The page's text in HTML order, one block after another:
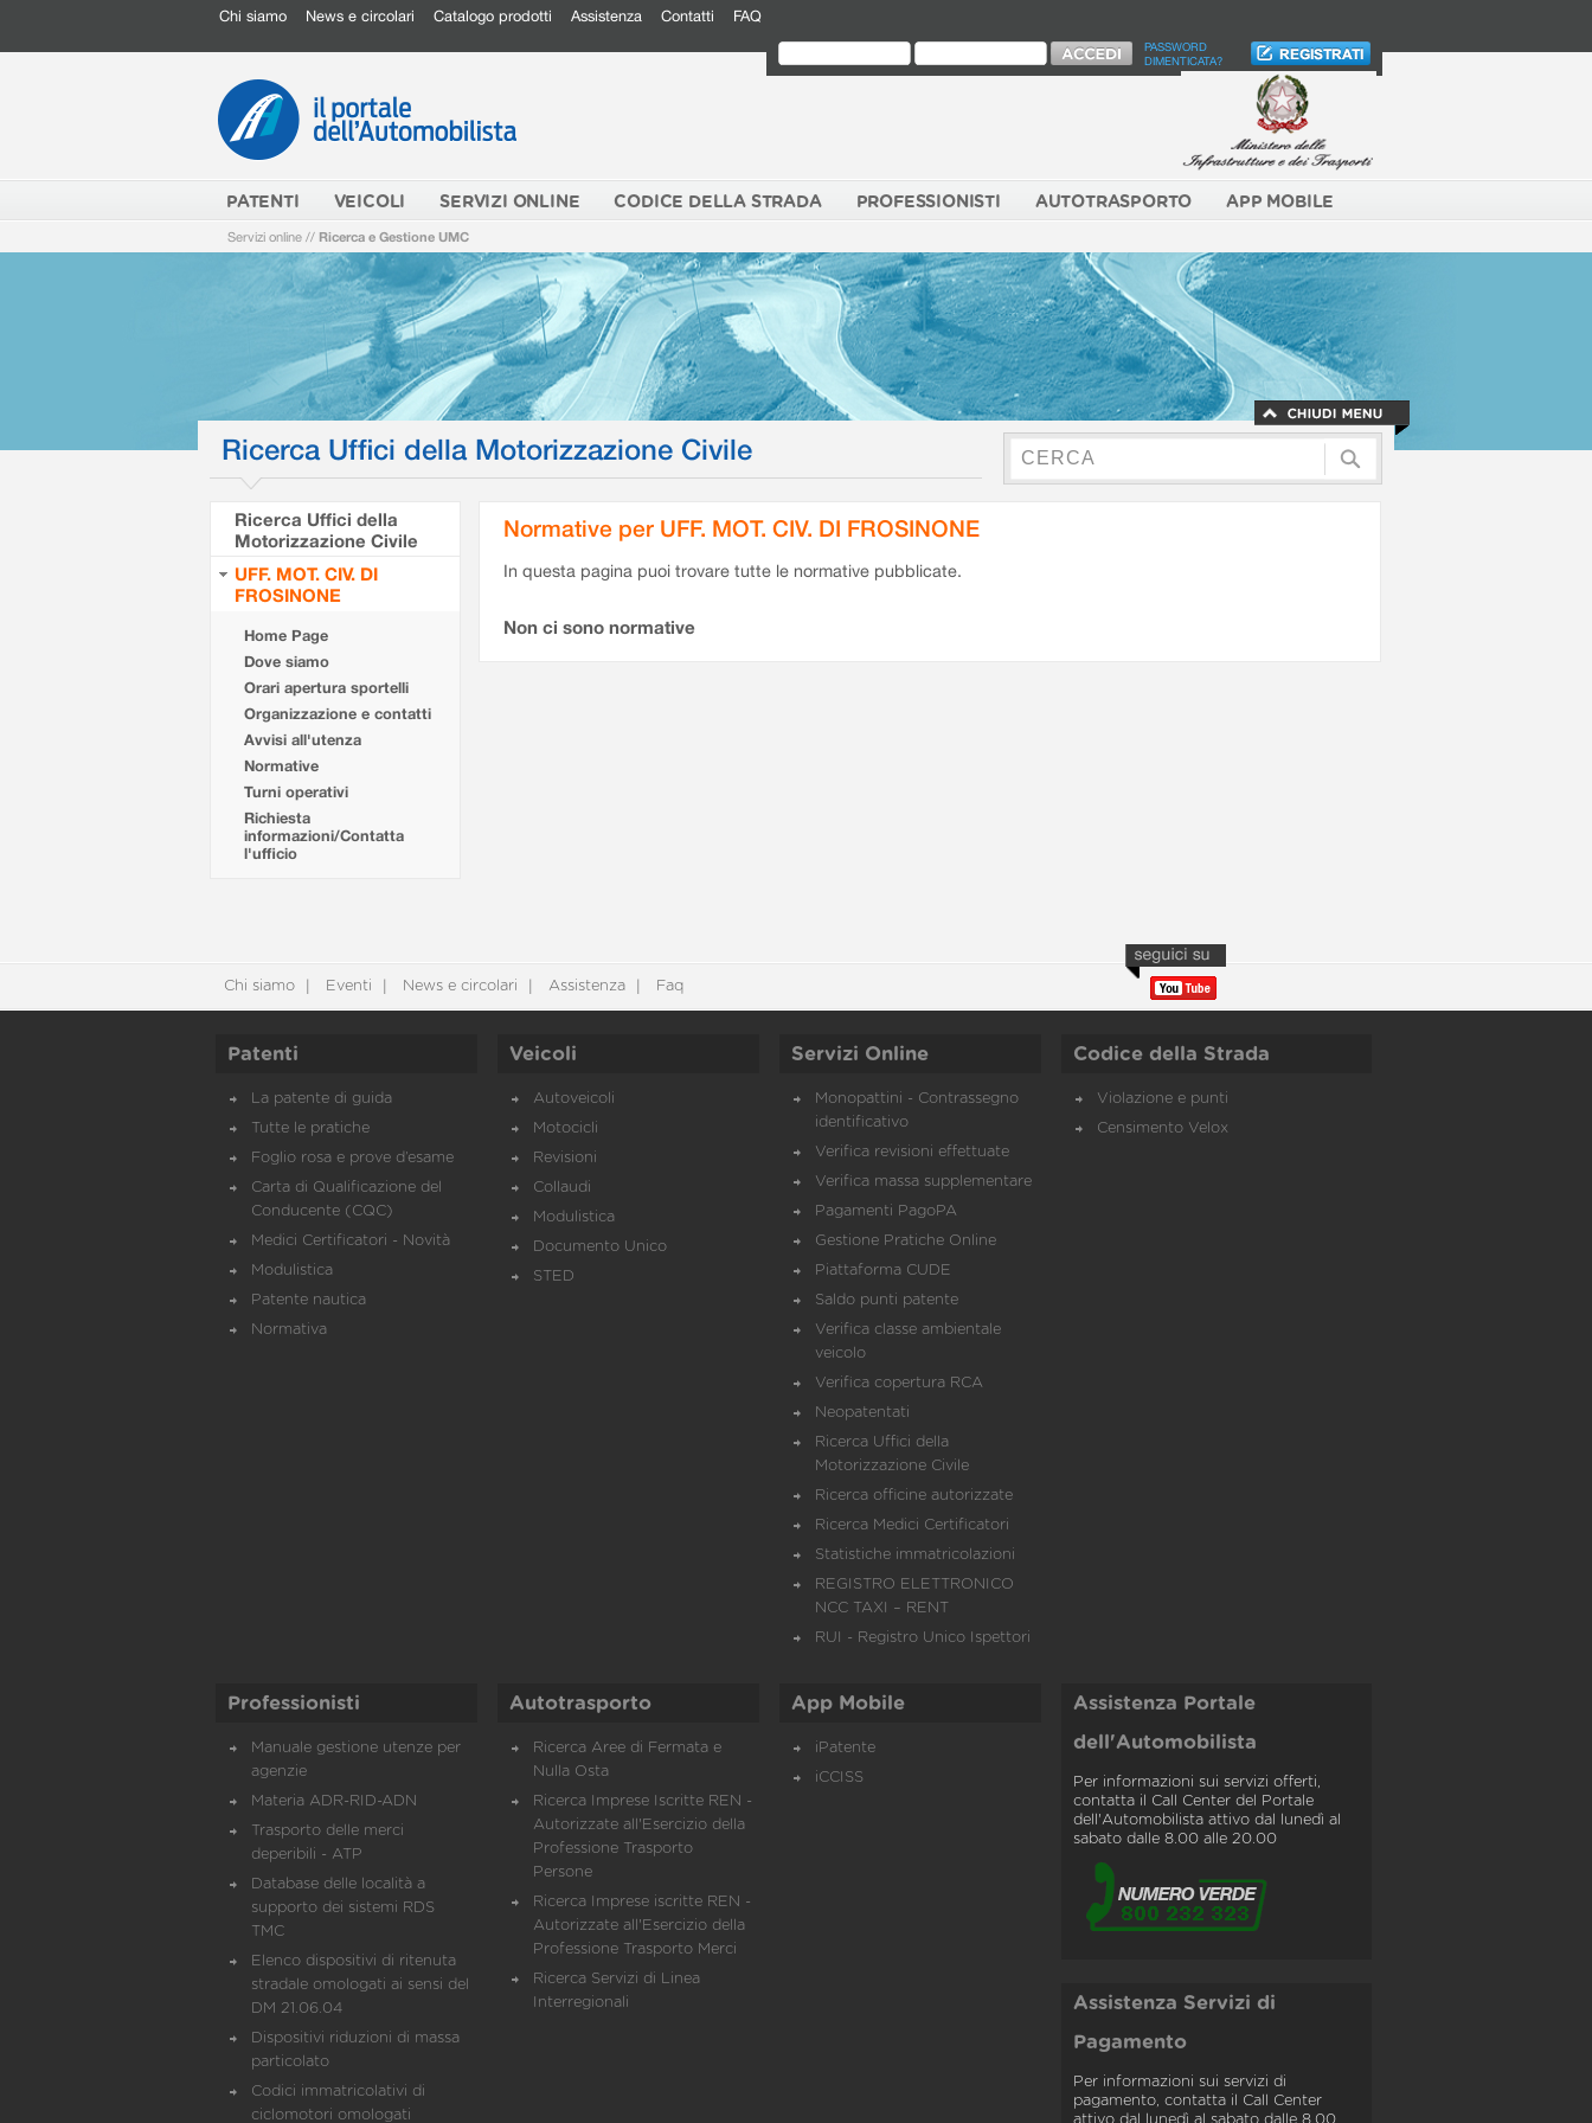
Chi siamo News e circolari Catalogo prodotti Assistenza Contatti FAQ
PASSWORD
DIMENTICATA?
PATENTI VEICOLI SERVIZI ONLINE CODICE DELLA STRADA PROFESSIONISTI AUTOTRASPORTO APP MOBILE
Servizi online // Ricerca e Gestione UMC
Ricerca Uffici della Motorizzazione Civile
Ricerca Uffici della
Motorizzazione Civile
UFF. MOT. CIV. DI
FROSINONE
Home Page
Dove siamo
Orari apertura sportelli
Organizzazione e contatti
Avvisi all'utenza
Normative
Turni operativi
Richiesta
informazioni/Contatta
l'ufficio
Normative per UFF. MOT. CIV. DI FROSINONE
In questa pagina puoi trovare tutte le normative pubblicate.
Non ci sono normative
Chi siamo Eventi News e circolari Assistenza Faq
Patenti
La patente di guida
Tutte le pratiche
Foglio rosa e prove d’esame
Carta di Qualificazione del
Conducente (CQC)
Medici Certificatori - Novità
Modulistica
Patente nautica
Normativa
Veicoli
Autoveicoli
Motocicli
Revisioni
Collaudi
Modulistica
Documento Unico
STED
Servizi Online
Monopattini - Contrassegno
identificativo
Verifica revisioni effettuate
Verifica massa supplementare
Pagamenti PagoPA
Gestione Pratiche Online
Piattaforma CUDE
Saldo punti patente
Verifica classe ambientale
veicolo
Verifica copertura RCA
Neopatentati
Ricerca Uffici della
Motorizzazione Civile
Ricerca officine autorizzate
Ricerca Medici Certificatori
Statistiche immatricolazioni
REGISTRO ELETTRONICO
NCC TAXI – RENT
RUI - Registro Unico Ispettori
Codice della Strada
Violazione e punti
Censimento Velox
Professionisti
Manuale gestione utenze per
agenzie
Materia ADR-RID-ADN
Trasporto delle merci
deperibili - ATP
Database delle località a
supporto dei sistemi RDS
TMC
Elenco dispositivi di ritenuta
stradale omologati ai sensi del
DM 21.06.04
Dispositivi riduzioni di massa
particolato
Codici immatricolativi di
ciclomotori omologati
Autotrasporto
Ricerca Aree di Fermata e
Nulla Osta
Ricerca Imprese Iscritte REN -
Autorizzate all'Esercizio della
Professione Trasporto
Persone
Ricerca Imprese iscritte REN -
Autorizzate all'Esercizio della
Professione Trasporto Merci
Ricerca Servizi di Linea
Interregionali
App Mobile
iPatente
iCCISS
Assistenza Portale
dell'Automobilista
Per informazioni sui servizi offerti,
contatta il Call Center del Portale
dell'Automobilista attivo dal lunedì al
sabato dalle 8.00 alle 20.00
Assistenza Servizi di
Pagamento
Per informazioni sui servizi di
pagamento, contatta il Call Center